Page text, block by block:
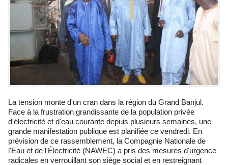
La tension monte d'un cran dans la région du Grand Banjul.
Face à la frustration grandissante de la population privée
d'électricité et d'eau courante depuis plusieurs semaines, une
grande manifestation publique est planifiée ce vendredi. En
prévision de ce rassemblement, la Compagnie Nationale de
l'Eau et de l'Électricité (NAWEC) a pris des mesures d'urgence
radicales en verrouillant son siège social et en restreignant